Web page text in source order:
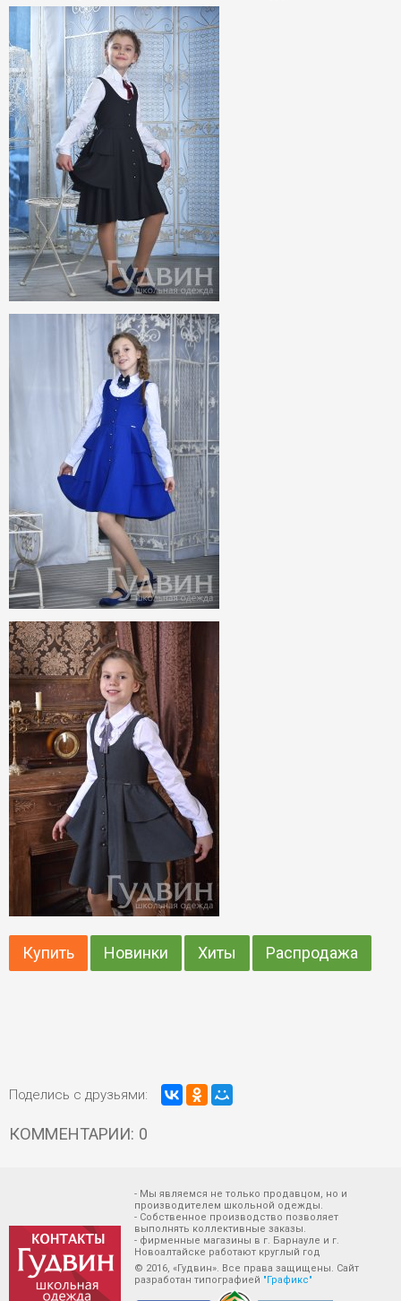
Купить Новинки Хиты Распродажа
Поделись с друзьями:
КОММЕНТАРИИ: 0
- Мы являемся не только продавцом, но и
производителем школьной одежды.
- Собственное производство позволяет
выполнять коллективные заказы.
- фирменные магазины в г. Барнауле и г.
Новоалтайске работают круглый год
© 2016, «Гудвин». Все права защищены. Сайт
разработан типографией "Графикс"